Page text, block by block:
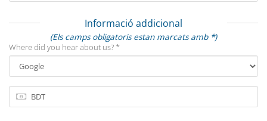
Informació addicional
(Els camps obligatoris estan marcats amb *)
Where did you hear about us? *